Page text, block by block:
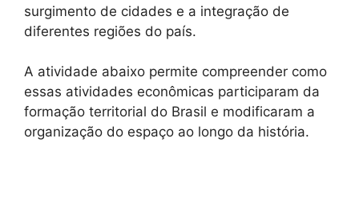
surgimento de cidades e a integração de
diferentes regiões do país.
A atividade abaixo permite compreender como
essas atividades econômicas participaram da
formação territorial do Brasil e modificaram a
organização do espaço ao longo da história.